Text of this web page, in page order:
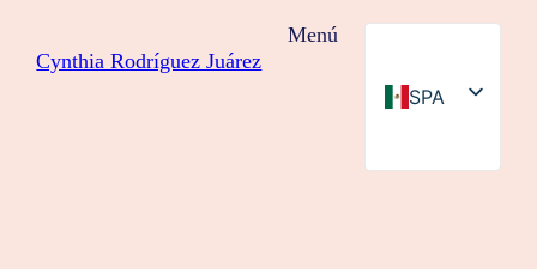
Cynthia Rodríguez Juárez
Menú
SPA